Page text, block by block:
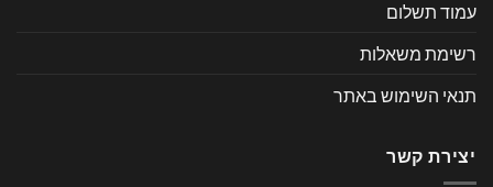
עמוד תשלום
רשימת משאלות
תנאי השימוש באתר
יצירת קשר